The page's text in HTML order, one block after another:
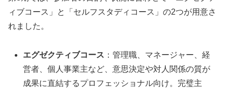
ィブコース」と「セルフスタディコース」の2つが用意さ
れました。
エグゼクティブコース ：管理職、マネージャー、経
営者、個人事業主など、意思決定や対人関係の質が
成果に直結するプロフェッショナル向け。完璧主